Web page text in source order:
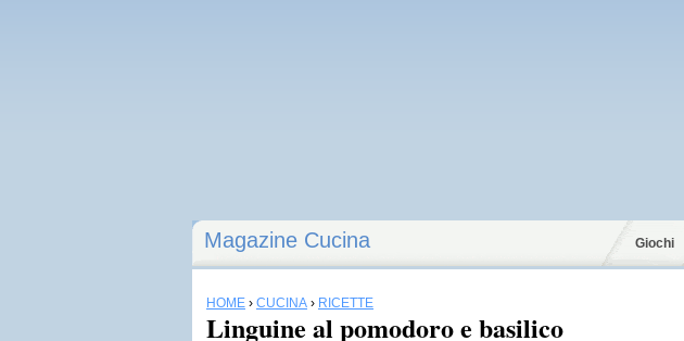
Magazine Cucina Giochi
HOME › CUCINA › RICETTE
Linguine al pomodoro e basilico